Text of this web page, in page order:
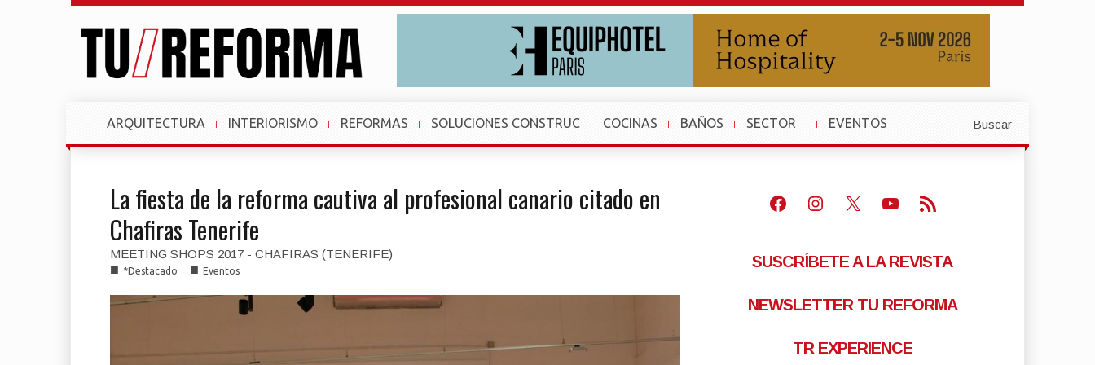
ARQUITECTURA INTERIORISMO REFORMAS SOLUCIONES CONSTRUC COCINAS BAÑOS
SECTOR
»
EVENTOS
»
Buscar
La fiesta de la reforma cautiva al profesional canario citado en
Chafiras Tenerife
MEETING SHOPS 2017 - CHAFIRAS (TENERIFE)
■ *Destacado ■ Eventos
Facebook
Instagram
X Youtube
Feed RSS
SUSCRÍBETE A LA REVISTA
NEWSLETTER TU REFORMA
TR EXPERIENCE